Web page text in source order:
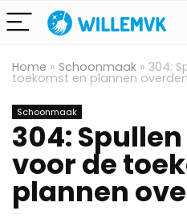
Home » Schoonmaak » 304:
toekomst en plannen
Schoonmaak
304:
voor de
plannen